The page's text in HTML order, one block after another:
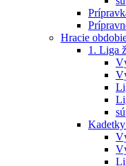
Hracie
1. Liga